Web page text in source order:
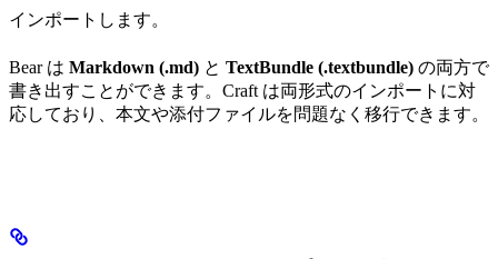
インポートします。
Bear は Markdown (.md) と TextBundle (.textbundle) の両方で
書き出すことができます。Craft は両形式のインポートに対
応しており、本文や添付ファイルを問題なく移行できます。